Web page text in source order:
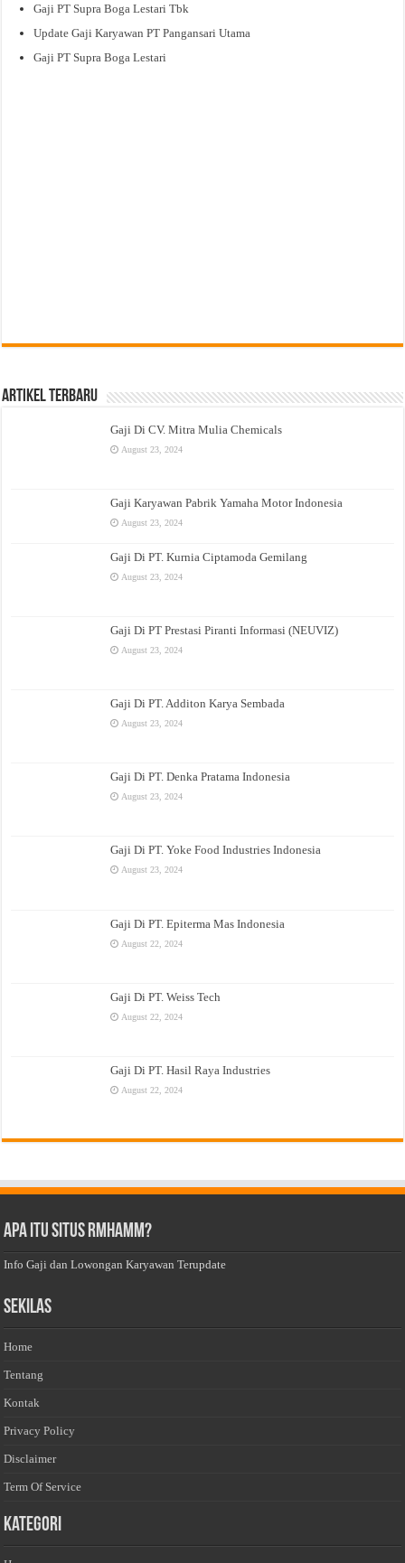
Gaji PT Supra Boga Lestari Tbk
Update Gaji Karyawan PT Pangansari Utama
Gaji PT Supra Boga Lestari
Artikel Terbaru
Gaji Di CV. Mitra Mulia Chemicals
August 23, 2024
Gaji Karyawan Pabrik Yamaha Motor Indonesia
August 23, 2024
Gaji Di PT. Kurnia Ciptamoda Gemilang
August 23, 2024
Gaji Di PT Prestasi Piranti Informasi (NEUVIZ)
August 23, 2024
Gaji Di PT. Additon Karya Sembada
August 23, 2024
Gaji Di PT. Denka Pratama Indonesia
August 23, 2024
Gaji Di PT. Yoke Food Industries Indonesia
August 23, 2024
Gaji Di PT. Epiterma Mas Indonesia
August 22, 2024
Gaji Di PT. Weiss Tech
August 22, 2024
Gaji Di PT. Hasil Raya Industries
August 22, 2024
Apa Itu Situs Rmhamm?
Info Gaji dan Lowongan Karyawan Terupdate
Sekilas
Home
Tentang
Kontak
Privacy Policy
Disclaimer
Term Of Service
Kategori